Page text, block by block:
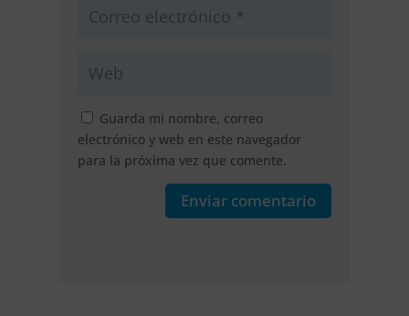
Guarda mi nombre, correo
electrónico y web en este navegador
para la próxima vez que comente.
Enviar comentario